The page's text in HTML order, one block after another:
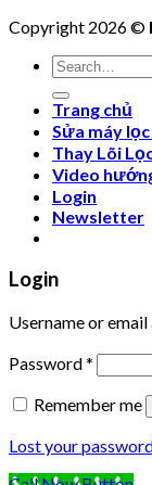
Copyright 2026 ©
Search
for:
Trang chủ
Sửa máy
Thay Lõi
Video
Login
Newsletter
Login
Username or email
Password*
Remember me
Lost your